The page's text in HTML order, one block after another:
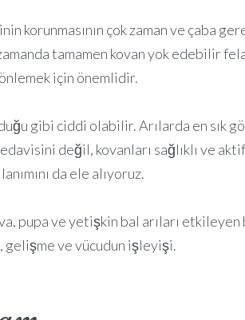
korunmasının çok zaman ve çaba
tamamen kovan yok edebilir
için önemlidir.
gibi ciddi olabilir. Arılarda en sık
değil, kovanları sağlıklı ve
da ele alıyoruz.
pupa ve yetişkin bal arıları
gelişme ve vücudun işleyişi.